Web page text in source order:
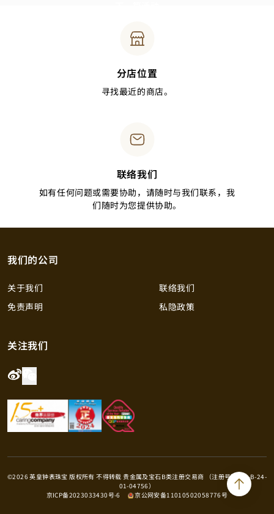
分店位置
寻找最近的商店。
联络我们
如有任何问题或需要协助，请随时与我们联系，我
们随时为您提供协助。
我们的公司
关于我们
联络我们
免责声明
私隐政策
关注我们
©2026 英皇钟表珠宝 版权所有 不得转载 贵金属及宝石B类注册交易商 （注册号码：B-B-24-
01-04756）
京ICP备2023033430号-6
京公网安备11010502058776号